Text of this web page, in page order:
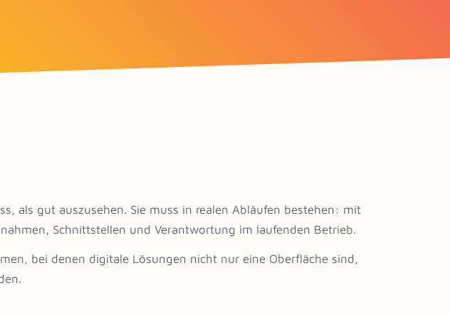
als gut auszusehen. Sie muss in realen Abläufen bestehen: mit
Schnittstellen und Verantwortung im laufenden Betrieb.
bei denen digitale Lösungen nicht nur eine Oberfläche sind,